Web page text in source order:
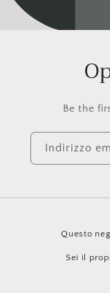
Be the
Indirizzo
Questo
Sei il